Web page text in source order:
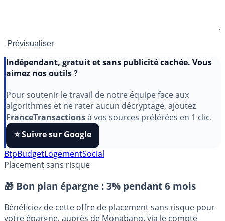
aimez nos outils ?
Pour soutenir le travail de notre équipe face aux
algorithmes et ne rater aucun décryptage, ajoutez
FranceTransactionsà vos sources préférées en 1 clic.
⭐️ Suivre sur Google
Placement sans risque
🎁 Bon plan épargne : 3% pendant 6 mois